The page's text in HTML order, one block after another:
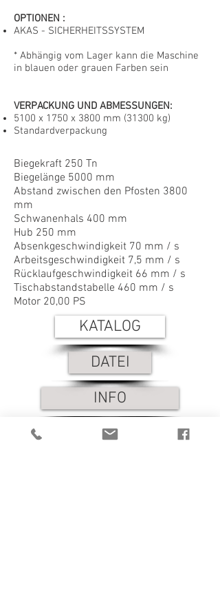
OPTIONEN :
AKAS - SICHERHEITSSYSTEM
* Abhängig vom Lager kann die Maschine
in blauen oder grauen Farben sein
VERPACKUNG UND ABMESSUNGEN:
5100 x 1750 x 3800 mm (31300 kg)
Standardverpackung
Biegekraft 250 Tn
Biegelänge 5000 mm
Abstand zwischen den Pfosten 3800
mm
Schwanenhals 400 mm
Hub 250 mm
Absenkgeschwindigkeit 70 mm / s
Arbeitsgeschwindigkeit 7,5 mm / s
Rücklaufgeschwindigkeit 66 mm / s
Tischabstandstabelle 460 mm / s
Motor 20,00 PS
KATALOG
DATEI
INFO